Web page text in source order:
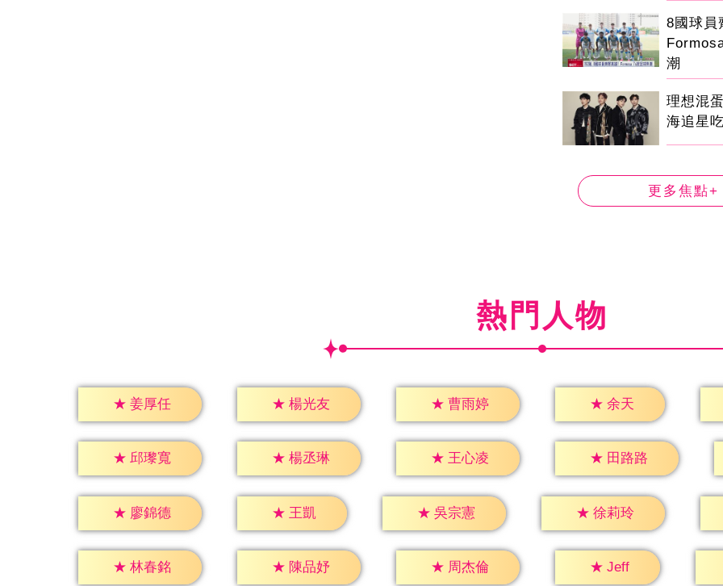
8國球
潮
理想混
海追星
更多焦點+
熱門人物
★ 姜厚任 ★ 楊光友 ★ 曹雨婷 ★ 余天
★ 邱瓈寬 ★ 楊丞琳 ★ 王心凌 ★ 田路路
★ 廖錦德 ★ 王凱 ★ 吳宗憲 ★ 徐莉玲
★ 林春銘 ★ 陳品妤 ★ 周杰倫 ★ Jeff